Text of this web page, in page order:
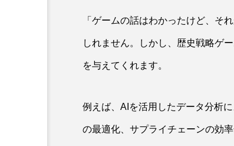
「ゲームの話はわかったけど、そ
しれません。しかし、歴史戦略ゲ
を与えてくれます。
例えば、AIを活用したデータ分析
の最適化、サプライチェーンの効